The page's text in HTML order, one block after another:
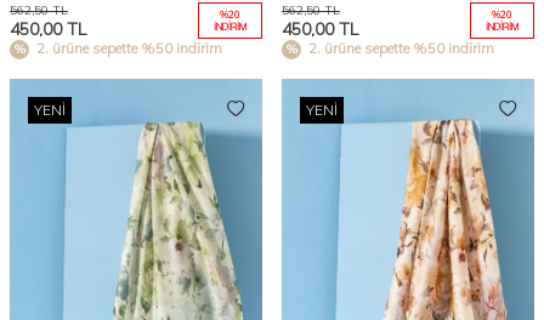
562,50TL
450,00TL
%20
İNDIRIM
2. ürüne sepette %50 indirim
562,50TL
450,00TL
%20
İNDIRIM
2. ürüne sepette %50 indirim
YENI YENI